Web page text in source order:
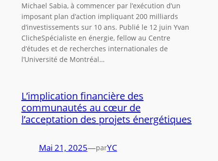
Michael Sabia, à commencer par l’exécution d’un
imposant plan d’action impliquant 200 milliards
d’investissements sur 10 ans. Publié le 12 juin Yvan
ClicheSpécialiste en énergie, fellow au Centre
d’études et de recherches internationales de
l’Université de Montréal…
L’implication financière des
communautés au cœur de
l’acceptation des projets énergétiques
Mai 21, 2025—parYC